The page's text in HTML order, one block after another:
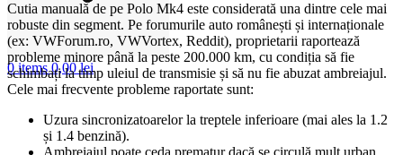
0items 0,00lei
Cutia manuală de pe Polo Mk4 este considerată una dintre cele mai
robuste din segment. Pe forumurile auto românești și internaționale
(ex: VWForum.ro, VWVortex, Reddit), proprietarii raportează
probleme minore până la peste 200.000 km, cu condiția să fie
schimbați la timp uleiul de transmisie și să nu fie abuzat ambreiajul.
Cele mai frecvente probleme raportate sunt:
Uzura sincronizatoarelor la treptele inferioare (mai ales la 1.2
și 1.4 benzină).